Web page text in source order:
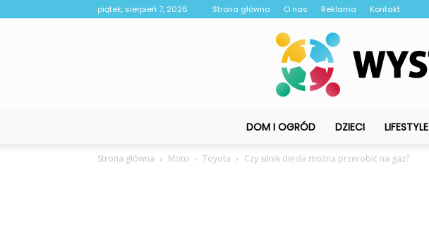
piątek, sierpień 7, 2026 Strona główna O nas Reklama Kontakt
DOM I OGRÓD DZIECI LIFESTYLE
Strona główna Moto Toyota Czy silnik diesla można przerobić na gaz?